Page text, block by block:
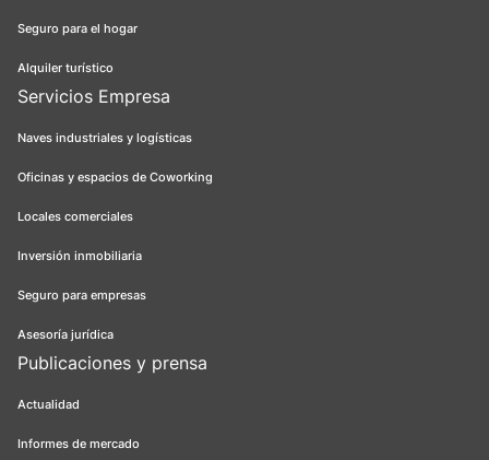
Seguro para el hogar
Alquiler turístico
Servicios Empresa
Naves industriales y logísticas
Oficinas y espacios de Coworking
Locales comerciales
Inversión inmobiliaria
Seguro para empresas
Asesoría jurídica
Publicaciones y prensa
Actualidad
Informes de mercado